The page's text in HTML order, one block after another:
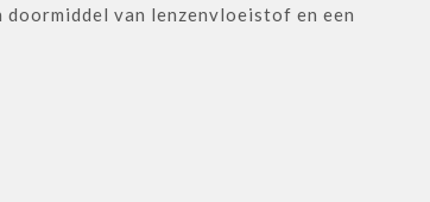
van lenzenvloeistof en een